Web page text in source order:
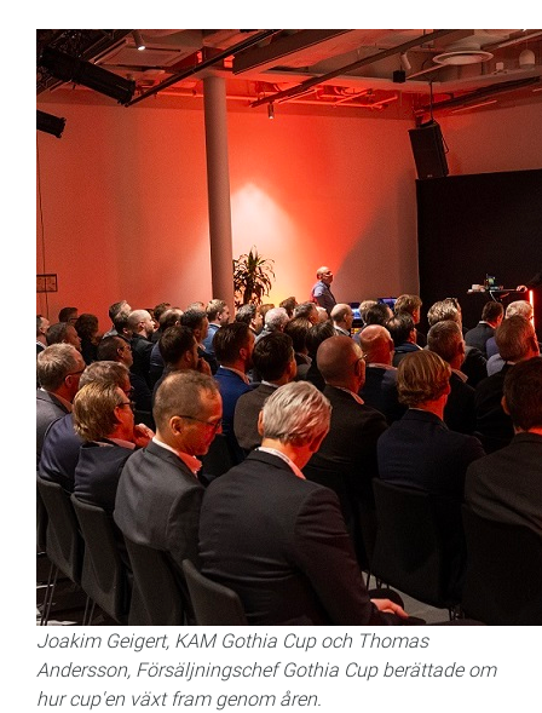
Joakim Geigert, KAM Gothia Cup och Thomas
Andersson, Försäljningschef Gothia Cup berättade om
hur cup'en växt fram genom åren.